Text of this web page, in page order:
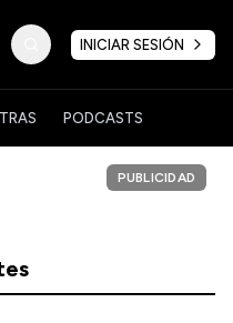
INICIAR SESIÓN
PODCASTS
PUBLICIDAD